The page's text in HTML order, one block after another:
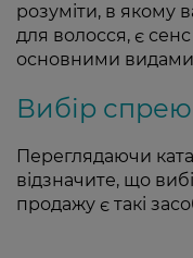
розуміти, в якому
для волосся, є
основними видами
Вибір
Переглядаючи
відзначите, що
продажу є такі